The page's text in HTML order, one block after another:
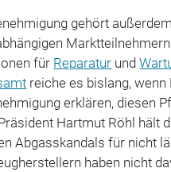
gehört
für Reparatur und
reiche es bislang,wenn
erklären, diesen
Hartmut Röhl hält
Abgasskandals für nicht
haben nicht